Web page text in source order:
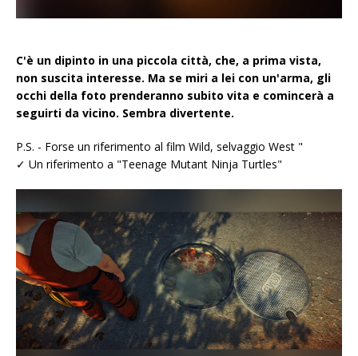
C'è un dipinto in una piccola città, che, a prima vista,
non suscita interesse. Ma se miri a lei con un'arma, gli
occhi della foto prenderanno subito vita e comincerà a
seguirti da vicino. Sembra divertente.
P.S. - Forse un riferimento al film Wild, selvaggio West "
✓ Un riferimento a "Teenage Mutant Ninja Turtles"